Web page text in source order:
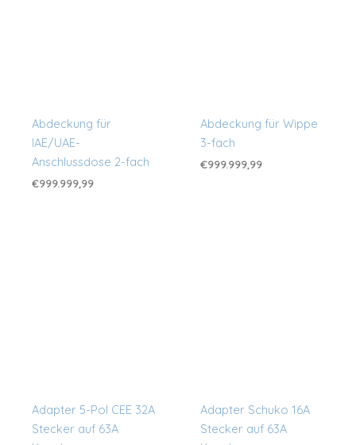
Abdeckung für
IAE/UAE-
Anschlussdose 2-fach
€999.999,99
Abdeckung für Wippe
3-fach
€999.999,99
Adapter 5-Pol CEE 32A
Stecker auf 63A
Adapter Schuko 16A
Stecker auf 63A